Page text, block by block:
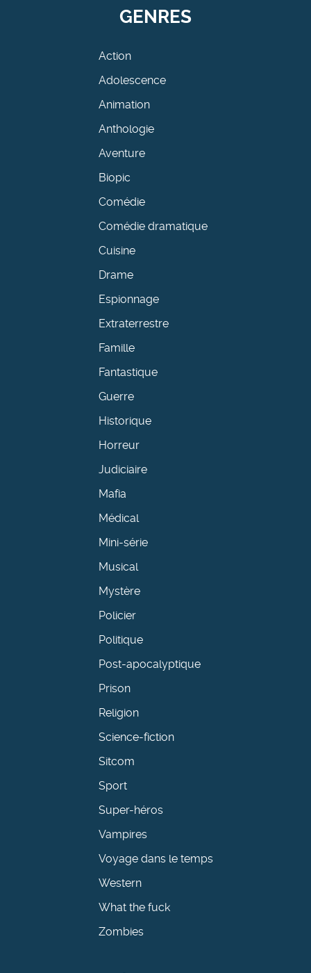
GENRES
Action
Adolescence
Animation
Anthologie
Aventure
Biopic
Comédie
Comédie dramatique
Cuisine
Drame
Espionnage
Extraterrestre
Famille
Fantastique
Guerre
Historique
Horreur
Judiciaire
Mafia
Médical
Mini-série
Musical
Mystère
Policier
Politique
Post-apocalyptique
Prison
Religion
Science-fiction
Sitcom
Sport
Super-héros
Vampires
Voyage dans le temps
Western
What the fuck
Zombies